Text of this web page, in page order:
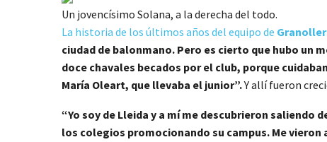
Un jovencísimo Solana, a la derecha del todo.
La historia de los últimos años del equipo de
ciudad de balonmano. Pero es cierto que hubo un
doce chavales becados por el club, porque
María Oleart, que llevaba el junior”.Y allí fueron
“Yo soy de Lleida y a mí me descubrieron saliendo
los colegios promocionando su campus. Me